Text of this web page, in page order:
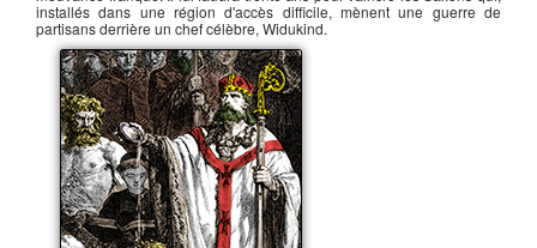
installés dans une région d'accès difficile, mènent une guerre de
partisans derrière un chef célèbre, Widukind.